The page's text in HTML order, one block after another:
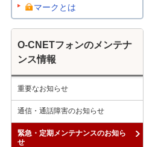
マークとは
O-CNETフォンのメンテナ
ンス情報
重要なお知らせ
通信・通話障害のお知らせ
緊急・定期メンテナンスのお知ら
せ